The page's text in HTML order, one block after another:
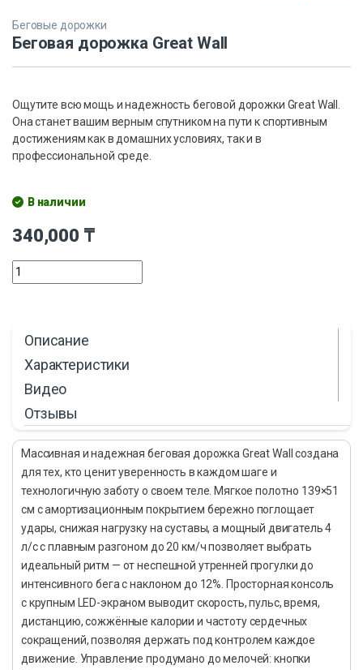
Беговые дорожки
Беговая дорожка Great Wall
Ощутите всю мощь и надежность беговой дорожки Great Wall.
Она станет вашим верным спутником на пути к спортивным
достижениям как в домашних условиях, так и в
профессиональной среде.
В наличии
340,000 ₸
Описание
Характеристики
Видео
Отзывы
Массивная и надежная беговая дорожка Great Wall создана
для тех, кто ценит уверенность в каждом шаге и
технологичную заботу о своем теле. Мягкое полотно 139×51
см с амортизационным покрытием бережно поглощает
удары, снижая нагрузку на суставы, а мощный двигатель 4
л/с с плавным разгоном до 20 км/ч позволяет выбрать
идеальный ритм — от неспешной утренней прогулки до
интенсивного бега с наклоном до 12%. Просторная консоль
с крупным LED-экраном выводит скорость, пульс, время,
дистанцию, сожжённые калории и частоту сердечных
сокращений, позволяя держать под контролем каждое
движение. Управление продумано до мелочей: кнопки